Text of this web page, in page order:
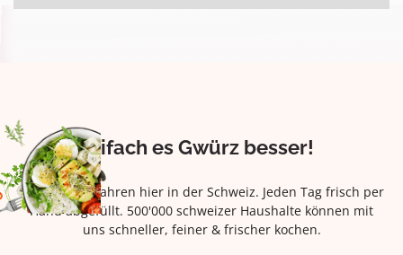
Eifach es Gwürz besser!
Seit über 42 Jahren hier in der Schweiz. Jeden Tag frisch per
Hand abgefüllt. 500'000 schweizer Haushalte können mit
uns schneller, feiner & frischer kochen.